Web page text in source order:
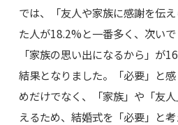
では、「友人や家族に感謝を伝
た人が18.2%と一番多く、次いで
「家族の思い出になるから」が
結果となりました。「必要」と
めだけでなく、「家族」や「友
えるため、結婚式を「必要」と考